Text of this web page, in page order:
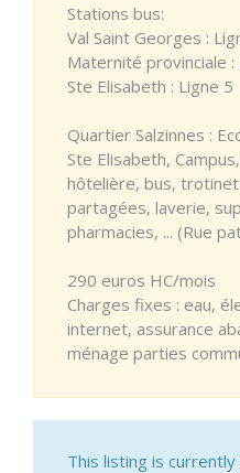
Stations bus:
Val Saint Georges :
Maternité provinciale :
Ste Elisabeth : Ligne 5
Quartier Salzinnes :
Ste Elisabeth,
hôtelière, bus,
partagées, laverie,
pharmacies, ... (Rue
290 euros HC/mois
Charges fixes : eau,
internet, assurance
ménage parties
This listing is currently